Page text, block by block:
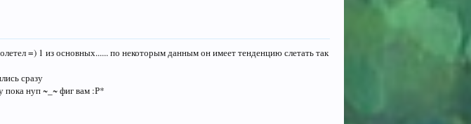
=) 1 из основных...... по некоторым данным он имеет тенденцию слетать так
сразу
пока нуп ~_~ фиг вам :Р*